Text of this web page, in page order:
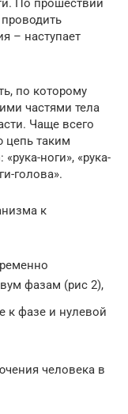
По прошествии
– наступает
по которому
частями тела
Чаще всего
цепь таким
ноги», «рука-
голова».
к
фазам (рис 2),
к фазе и нулевой
человека в